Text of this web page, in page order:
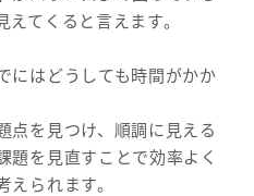
てくると言えます。
にはどうしても時間がかか
点を見つけ、順調に見える
題を見直すことで効率よく
られます。